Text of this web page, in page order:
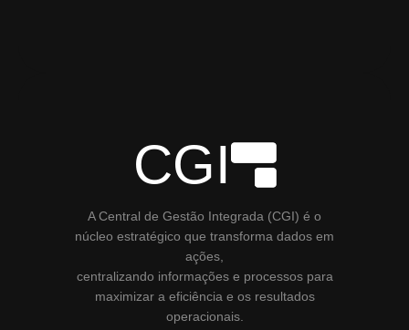
CGI
A Central de Gestão Integrada (CGI) é o
núcleo estratégico que transforma dados em
ações,
centralizando informações e processos para
maximizar a eficiência e os resultados
operacionais.